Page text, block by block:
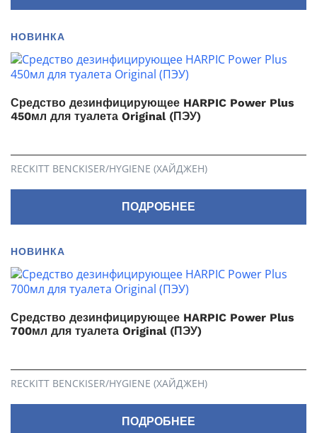
НОВИНКА
Средство дезинфицирующее HARPIC Power Plus
450мл для туалета Original (ПЭУ)
RECKITT BENCKISER/HYGIENE (ХАЙДЖЕН)
ПОДРОБНЕЕ
НОВИНКА
Средство дезинфицирующее HARPIC Power Plus
700мл для туалета Original (ПЭУ)
RECKITT BENCKISER/HYGIENE (ХАЙДЖЕН)
ПОДРОБНЕЕ